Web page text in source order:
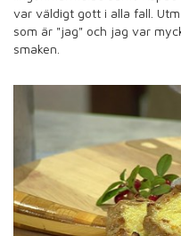
var väldigt gott i alla fall.
som är "jag" och jag var
smaken.